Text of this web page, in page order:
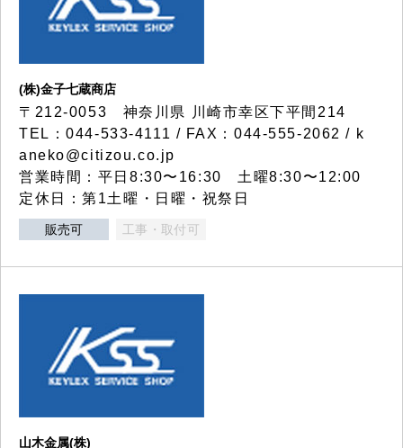
(株)金子七蔵商店
〒212-0053 神奈川県 川崎市幸区下平間214
TEL：044-533-4111 / FAX：044-555-2062 / k
aneko@citizou.co.jp
営業時間：平日8:30〜16:30 土曜8:30〜12:00
定休日：第1土曜・日曜・祝祭日
販売可 工事・取付可
山木金属(株)